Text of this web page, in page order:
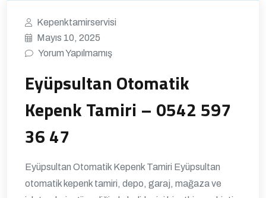
Kepenktamirservisi
Mayıs 10, 2025
Yorum Yapılmamış
Eyüpsultan Otomatik
Kepenk Tamiri – 0542 597
36 47
Eyüpsultan Otomatik Kepenk Tamiri Eyüpsultan
otomatik kepenk tamiri, depo, garaj, mağaza ve